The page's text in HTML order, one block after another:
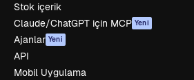
Stok içerik
Claude/ChatGPT için MCP Yeni
Ajanlar Yeni
API
Mobil Uygulama